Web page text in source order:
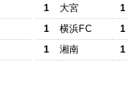
1
大宮
1
1
横浜FC
1
1
湘南 1